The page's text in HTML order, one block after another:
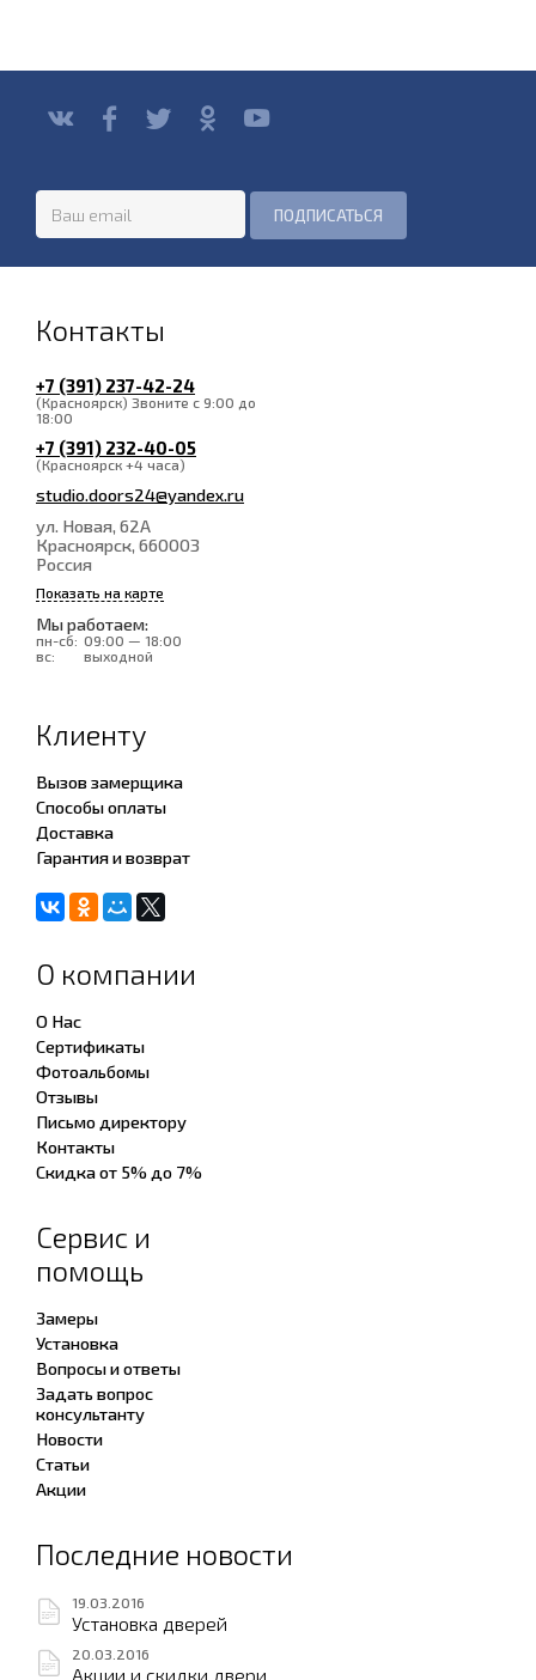
Контакты
+7 (391) 237-42-24
(Красноярск) Звоните с 9:00 до
18:00
+7 (391) 232-40-05
(Красноярск +4 часа)
studio.doors24@yandex.ru
ул. Новая, 62А
Красноярск, 660003
Россия
Показать на карте
Мы работаем:
пн-сб: 09:00 — 18:00
вс:
выходной
Клиенту
Вызов замерщика
Способы оплаты
Доставка
Гарантия и возврат
О компании
О Нас
Сертификаты
Фотоальбомы
Отзывы
Письмо директору
Контакты
Скидка от 5% до 7%
Сервис и
помощь
Замеры
Установка
Вопросы и ответы
Задать вопрос
консультанту
Новости
Статьи
Акции
Последние новости
19.03.2016
Установка дверей
20.03.2016
Акции и скидки двери